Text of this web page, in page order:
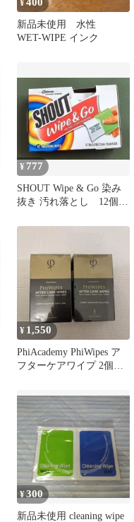
¥
新品未使用 水性
WET-WIPE インク
¥ 777
SHOUT Wipe & Go 染み
抜き 汚れ落とし 12個入
¥ 1,550
PhiAcademy PhiWipes ア
フターケアワイプ 2個セ
¥300
新品未使用 cleaning wipe